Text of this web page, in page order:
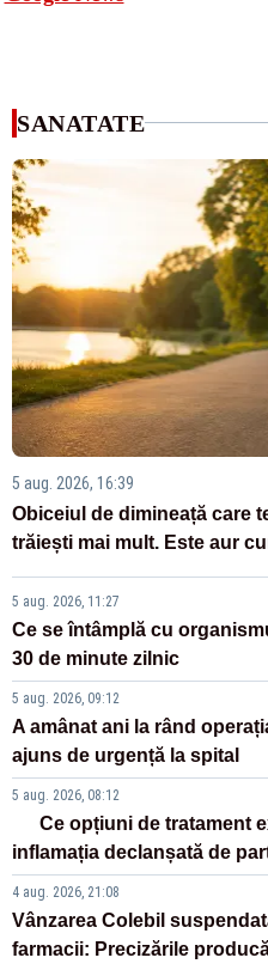
SANATATE
5 aug. 2026, 16:39
Obiceiul de dimineață care
trăiești mai mult. Este aur
5 aug. 2026, 11:27
Ce se întâmplă cu
30 de minute zilnic
5 aug. 2026, 09:12
A amânat ani la rând
ajuns de urgență la spital
5 aug. 2026, 08:12
Ce opțiuni de tratament
inflamația declanșată de
4 aug. 2026, 21:08
Vânzarea Colebil
farmacii: Precizările